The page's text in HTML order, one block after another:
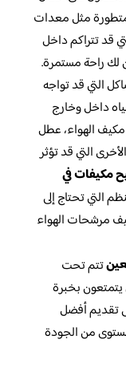
مثل معدات
قد تتراكم داخل
راحة مستمرة.
التي قد تواجه
داخل وخارج
مكيف الهواء، عطل
التي قد تؤثر
مكيفات في
التي تحتاج إلى
مرشحات الهواء
تتم تحت
بخبرة
تقديم أفضل
من الجودة